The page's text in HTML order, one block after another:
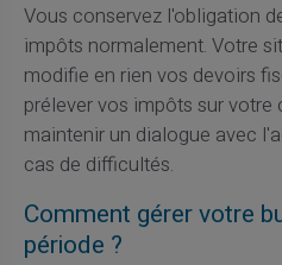
Vous conservez l'obligation
impôts normalement. Votre
modifie en rien vos devoirs
prélever vos impôts sur votre
maintenir un dialogue avec
cas de difficultés.
Comment gérer votre
période ?